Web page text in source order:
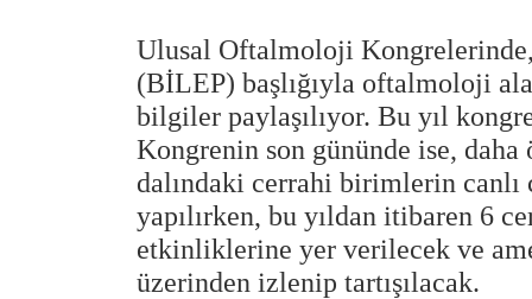
Ulusal Oftalmoloji
(BİLEP) başlığıyla oftalmoloji
bilgiler paylaşılıyor. Bu yıl
Kongrenin son gününde ise,
dalındaki cerrahi birimlerin
yapılırken, bu yıldan itibaren 6
etkinliklerine yer verilecek ve
üzerinden izlenip tartışılacak.